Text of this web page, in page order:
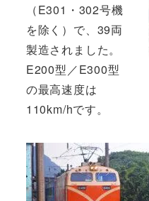
（E301・302号機
を除く）で、39両
製造されました。
E200型／E300型
の最高速度は
110km/hです。